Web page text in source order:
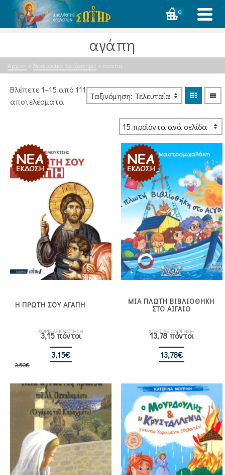
0
αγάπη
Αρχική » Ἠλεκτρονικό Κατάστημα » αγάπη
Βλέπετε 1–15 από 111
αποτελέσματαSorted
Η ΠΡΩΤΗ ΣΟΥ ΑΓΑΠΗ
ΧΩΡΙΣ ΑΞΙΟΛΟΓΗΣΗ
3,15 πόντοι
3,50€
Original
3,50€.
3,15€
είναι:
3,15€.
ΜΙΑ ΠΛΩΤΗ ΒΙΒΛΙΟΘΗΚΗ
ΣΤΟ ΑΙΓΑΙΟ
ΧΩΡΙΣ ΑΞΙΟΛΟΓΗΣΗ
13,78 πόντοι
13,78€